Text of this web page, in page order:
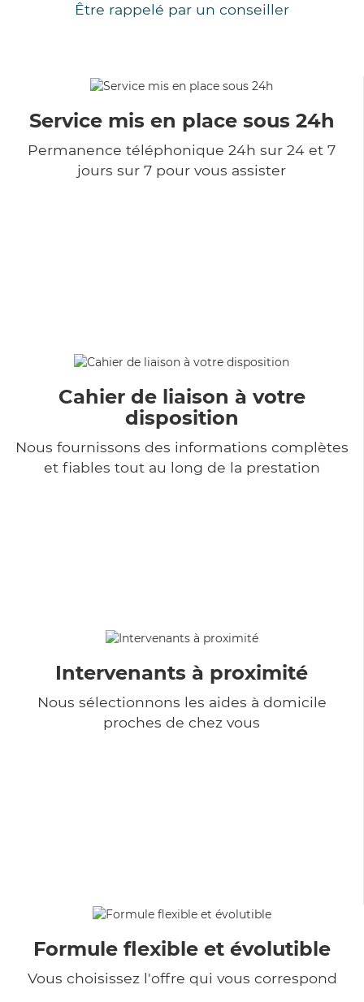
Être rappelé par un conseiller
Service mis en place sous 24h
Permanence téléphonique 24h sur 24 et 7
jours sur 7 pour vous assister
Cahier de liaison à votre
disposition
Nous fournissons des informations complètes
et fiables tout au long de la prestation
Intervenants à proximité
Nous sélectionnons les aides à domicile
proches de chez vous
Formule flexible et évolutible
Vous choisissez l'offre qui vous correspond